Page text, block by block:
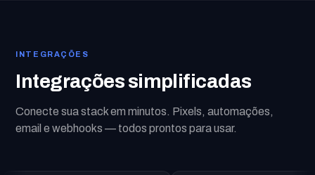
INTEGRAÇÕES
Integrações simplificadas
Conecte sua stack em minutos. Pixels, automações,
email e webhooks — todos prontos para usar.